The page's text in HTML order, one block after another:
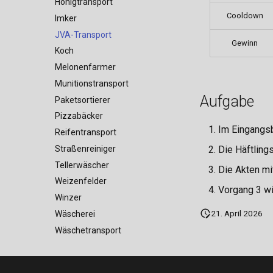
Möbelhaus
Psychiatrie
Rathaus
Schwarzmarkt
Syndikat
Tierheim
Imker
JVA-Transport
Koch
Melonenfarmer
Munitionstransport
Paketsortierer
Pizzabäcker
Reifentransport
Straßenreiniger
Tellerwäscher
Weizenfelder
Winzer
Wäscherei
Wäschetransport
Cooldown
Gewinn
Aufgabe
Im
Die
Die Akten
Vorgang 3
21. April 2026